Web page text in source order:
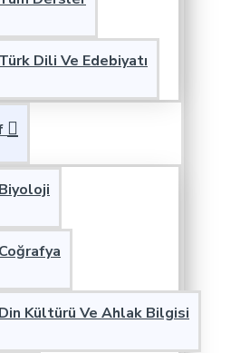
Türk Dili Ve Edebiyatı
Biyoloji
Coğrafya
Din Kültürü Ve Ahlak Bilgisi